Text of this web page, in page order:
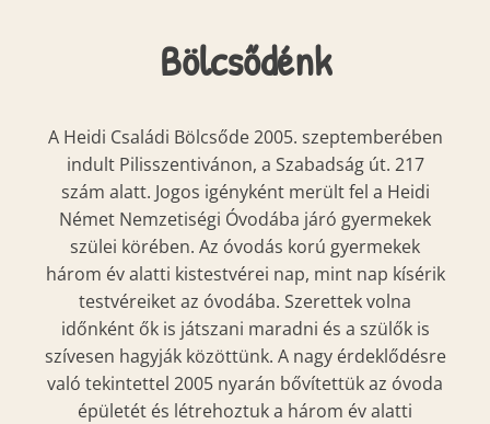
Bölcsődénk
A Heidi Családi Bölcsőde 2005. szeptemberében
indult Pilisszentivánon, a Szabadság út. 217
szám alatt. Jogos igényként merült fel a Heidi
Német Nemzetiségi Óvodába járó gyermekek
szülei körében. Az óvodás korú gyermekek
három év alatti kistestvérei nap, mint nap kísérik
testvéreiket az óvodába. Szerettek volna
időnként ők is játszani maradni és a szülők is
szívesen hagyják közöttünk. A nagy érdeklődésre
való tekintettel 2005 nyarán bővítettük az óvoda
épületét és létrehoztuk a három év alatti